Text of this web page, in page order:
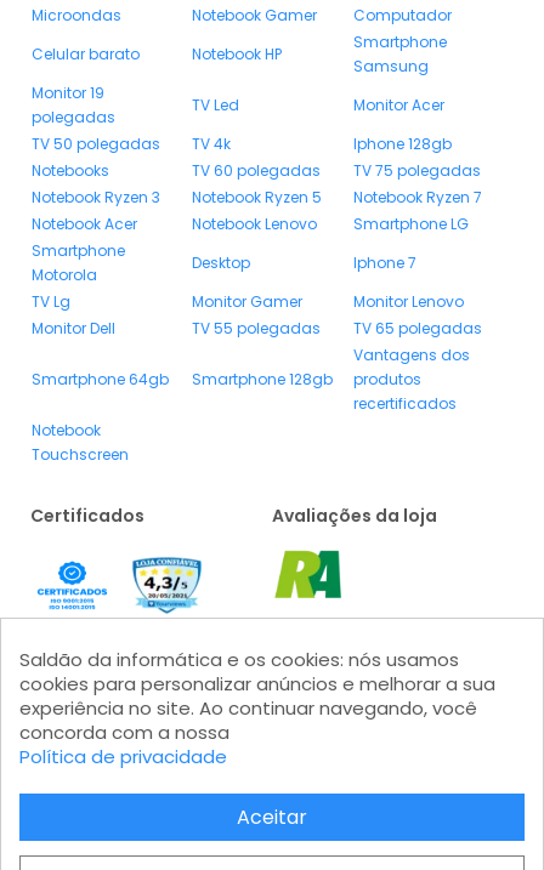
Microondas
Notebook Gamer
Computador
Celular barato
Notebook HP
Smartphone
Samsung
Monitor 19
polegadas
TV Led
Monitor Acer
TV 50 polegadas
TV 4k
Iphone 128gb
Notebooks
TV 60 polegadas
TV 75 polegadas
Notebook Ryzen 3
Notebook Ryzen 5
Notebook Ryzen 7
Notebook Acer
Notebook Lenovo
Smartphone LG
Smartphone
Motorola
Desktop
Iphone 7
TV Lg
Monitor Gamer
Monitor Lenovo
Monitor Dell
TV 55 polegadas TV 65 polegadas
Smartphone 64gb Smartphone 128gb
Vantagens dos
produtos
recertificados
Notebook
Touchscreen
Certificados Avaliações da loja
Formas de pagamento
Saldão da informática e os cookies: nós usamos
cookies para personalizar anúncios e melhorar a sua
experiência no site. Ao continuar navegando, você
concorda com a nossa
Política de privacidade
Aceitar